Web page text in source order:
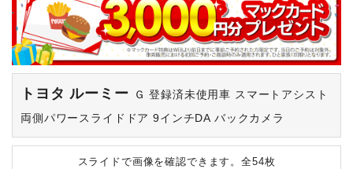
トヨタ ルーミー
Ｇ 登録済未使用車 スマートアシスト
両側パワースライドドア 9インチDA バックカメラ
スライドで画像を確認できます。全54枚